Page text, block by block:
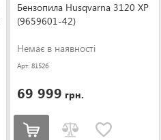
Бензопила Husqvarna 3120 XP
(9659601-42)
Немає в наявності
Арт: 81526
69 999 грн.